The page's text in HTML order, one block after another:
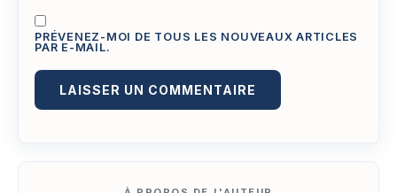
PRÉVENEZ-MOI DE TOUS LES NOUVEAUX ARTICLES
PAR E-MAIL.